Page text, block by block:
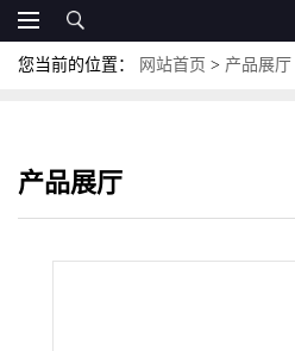
您当前的位置： 网站首页 > 产品展厅
产品展厅